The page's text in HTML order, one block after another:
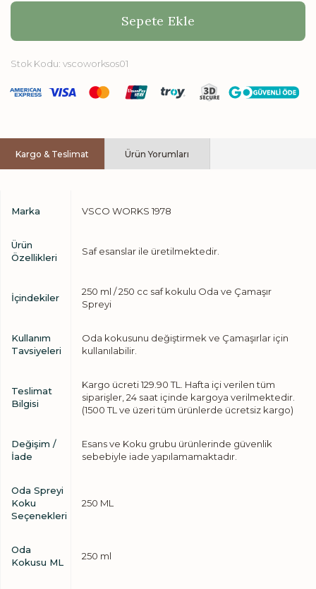
Sepete Ekle
Stok Kodu: vscoworksos01
Kargo & Teslimat Ürün Yorumları
Marka VSCO WORKS 1978
Ürün
Özellikleri
Saf esanslar ile üretilmektedir.
İçindekiler
250 ml / 250 cc saf kokulu Oda ve Çamaşır
Spreyi
Kullanım
Tavsiyeleri
Oda kokusunu değiştirmek ve Çamaşırlar için
kullanılabilir.
Teslimat
Bilgisi
Kargo ücreti 129.90 TL. Hafta içi verilen tüm
siparişler, 24 saat içinde kargoya verilmektedir.
(1500 TL ve üzeri tüm ürünlerde ücretsiz kargo)
Değişim /
İade
Esans ve Koku grubu ürünlerinde güvenlik
sebebiyle iade yapılamamaktadır.
Oda Spreyi
Koku
Seçenekleri
250 ML
Oda
Kokusu ML
250 ml